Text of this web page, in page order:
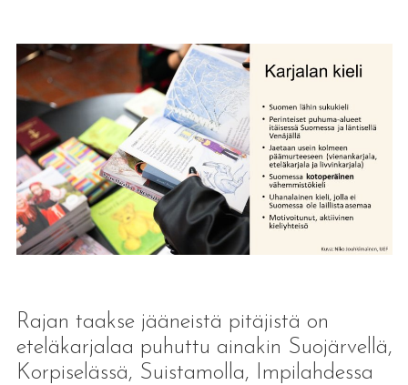
Rajan taakse jääneistä pitäjistä on
eteläkarjalaa puhuttu ainakin Suojärvellä,
Korpiselässä, Suistamolla, Impilahdessa